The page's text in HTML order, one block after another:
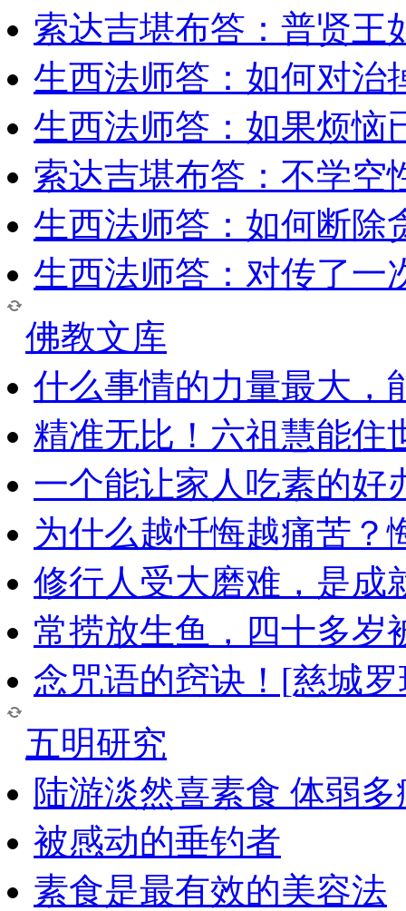
索达吉堪布答：普贤王
生西法师答：如何对治
生西法师答：如果烦恼
索达吉堪布答：​不学空
生西法师答：如何断除
生西法师答：对传了一
佛教文库
什么事情的力量最大，
精准无比！六祖慧能住
一个能让家人吃素的好
为什么越忏悔越痛苦？
修行人受大磨难，是成
常捞放生鱼，四十多岁
念咒语的窍诀！[慈城
五明研究
陆游淡然喜素食 体弱
被感动的垂钓者
素食是最有效的美容法